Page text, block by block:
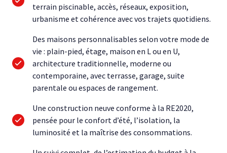
terrain piscinable, accès, réseaux, exposition,
urbanisme et cohérence avec vos trajets quotidiens.
Des maisons personnalisables selon votre mode de
vie : plain-pied, étage, maison en L ou en U,
architecture traditionnelle, moderne ou
contemporaine, avec terrasse, garage, suite
parentale ou espaces de rangement.
Une construction neuve conforme à la RE2020,
pensée pour le confort d’été, l’isolation, la
luminosité et la maîtrise des consommations.